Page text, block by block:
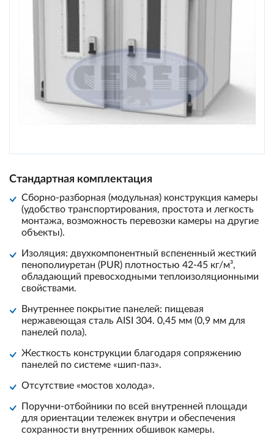
Стандартная комплектация
Сборно-разборная (модульная) конструкция камеры
(удобство транспортирования, простота и легкость
монтажа, возможность перевозки камеры на другие
объекты).
Изоляция: двухкомпонентный вспененный жесткий
пенополиуретан (PUR) плотностью 42-45 кг/м³,
обладающий превосходными теплоизоляционными
свойствами.
Внутреннее покрытие панелей: пищевая
нержавеющая сталь AISI 304. 0,45 мм (0,9 мм для
панелей пола).
Жесткость конструкции благодаря сопряжению
панелей по системе «шип-паз».
Отсутствие «мостов холода».
Поручни-отбойники по всей внутренней площади
для ориентации тележек внутри и обеспечения
сохранности внутренних обшивок камеры.